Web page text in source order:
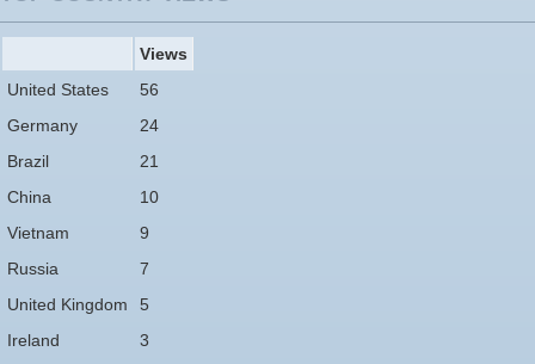
Views
United States
56
Germany
24
Brazil
21
China
10
Vietnam
9
Russia
7
United Kingdom
5
Ireland
3